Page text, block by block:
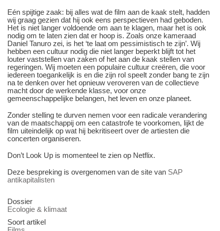
Eén spijtige zaak: bij alles wat de film aan de kaak stelt, hadden
wij graag gezien dat hij ook eens perspectieven had geboden.
Het is niet langer voldoende om aan te klagen, maar het is ook
nodig om te laten zien dat er hoop is. Zoals onze kameraad
Daniel Tanuro zei, is het ‘te laat om pessimistisch te zijn’. Wij
hebben een cultuur nodig die niet langer beperkt blijft tot het
louter vaststellen van zaken of het aan de kaak stellen van
regeringen. Wij moeten een populaire cultuur creëren, die voor
iedereen toegankelijk is en die zijn rol speelt zonder bang te zijn
na te denken over het opnieuw veroveren van de collectieve
macht door de werkende klasse, voor onze
gemeenschappelijke belangen, het leven en onze planeet.
Zonder stelling te durven nemen voor een radicale verandering
van de maatschappij om een catastrofe te voorkomen, lijkt de
film uiteindelijk op wat hij bekritiseert over de artiesten die
concerten organiseren.
Don’t Look Up is momenteel te zien op Netflix.
Deze bespreking is overgenomen van de site van SAP
antikapitalisten
Dossier
Ecologie & klimaat
Soort artikel